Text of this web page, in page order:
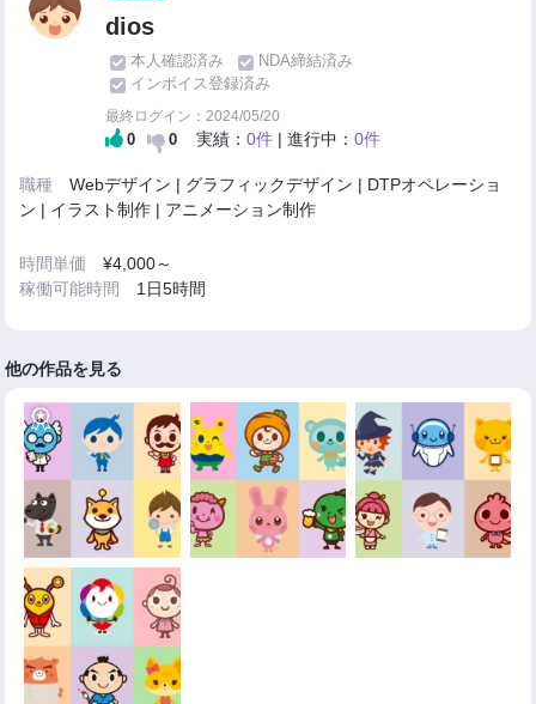
dios
本人確認済み
NDA締結済み
インボイス登録済み
最終ログイン：2024/05/20
0 0 実績：0件 | 進行中：0件
職種Webデザイン | グラフィックデザイン | DTPオペレーショ
ン | イラスト制作 | アニメーション制作
時間単価¥4,000～
稼働可能時間 1日5時間
他の作品を見る